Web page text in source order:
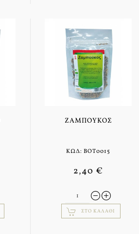
ΖΑΜΠΟΎΚΟΣ
ΚΩΔ: BOT0015
2,40 €
ΣΤΟ ΚΑΛΆΘΙ